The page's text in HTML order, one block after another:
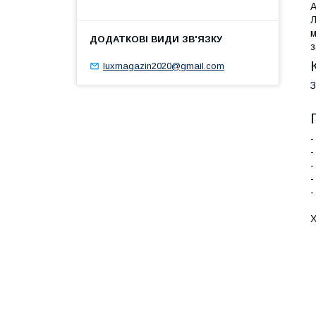
-
-
-
-
-
luxmagazin2020@gmail.com